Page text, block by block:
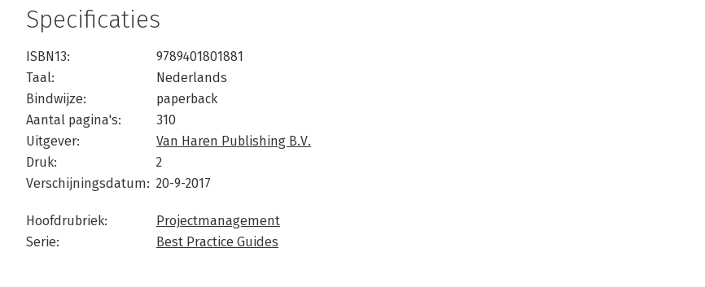
Specificaties
ISBN13:
9789401801881
Taal:
Nederlands
Bindwijze:
paperback
Aantal pagina's:
310
Uitgever:
Van Haren Publishing B.V.
Druk:
2
Verschijningsdatum: 20-9-2017
Hoofdrubriek:
Projectmanagement
Serie:
Best Practice Guides